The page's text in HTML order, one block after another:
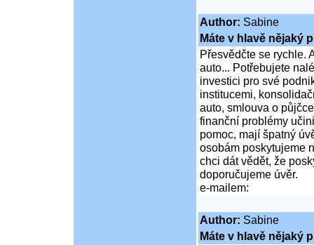
Author: Sabine
Máte v hlavě nějaký
Přesvědčte se rychle.
auto... Potřebujete
investici pro své
institucemi,
auto, smlouva o
finanční problémy
pomoc, mají špatný
osobám poskytujeme
chci dát vědět, že
doporučujeme úvěr.
e-mailem:
Author: Sabine
Máte v hlavě nějaký